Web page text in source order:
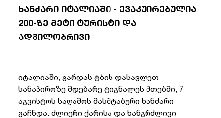
ᲮᲐᲜᲫᲐᲠᲘ ᲘᲢᲐᲚᲘᲐᲨᲘ - ᲔᲕᲐᲙᲣᲘᲠᲔᲑᲣᲚᲘᲐ
200-ᲖᲔ ᲛᲔᲢᲘ ᲢᲣᲠᲘᲡᲢᲘ ᲓᲐ
ᲐᲓᲒᲘᲚᲝᲑᲠᲘᲕᲘ
იტალიაში, გარდას ტბის დასავლეთ
სანაპიროზე მდებარე ტიგნალეს მთებში, 7
აგვისტოს საღამოს მასშტაბური ხანძარი
გაჩნდა. ძლიერი ქარისა და ხანგრძლივი